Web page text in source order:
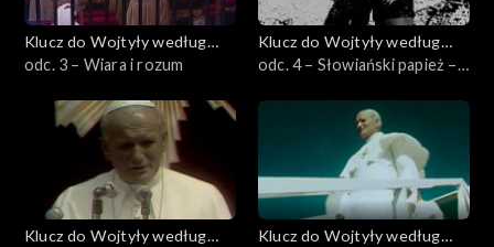
Klucz do Wojtyły według
Łuczewskiego
odc. 3 – Wiara i rozum
Klucz do Wojtyły według
Łuczewskiego
odc. 4 – Słowiański papież –
Klucz do Wojtyły według
Klucz do Wojtyły według